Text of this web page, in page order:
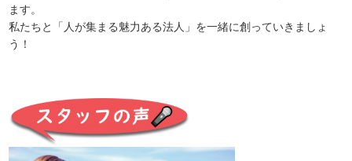
ます。
私たちと「人が集まる魅力ある法人」を一緒に創っていきましょ
う！